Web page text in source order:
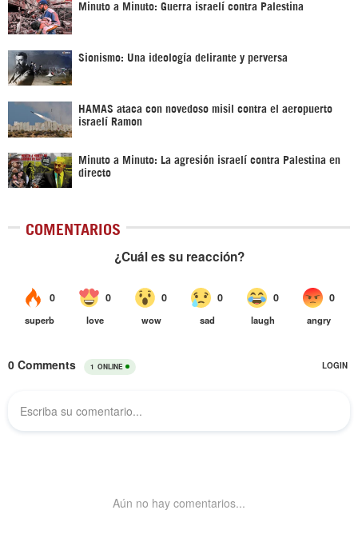
Minuto a Minuto: Guerra israelí contra Palestina
Sionismo: Una ideología delirante y perversa
HAMAS ataca con novedoso misil contra el aeropuerto
israelí Ramon
Minuto a Minuto: La agresión israelí contra Palestina en
directo
COMENTARIOS